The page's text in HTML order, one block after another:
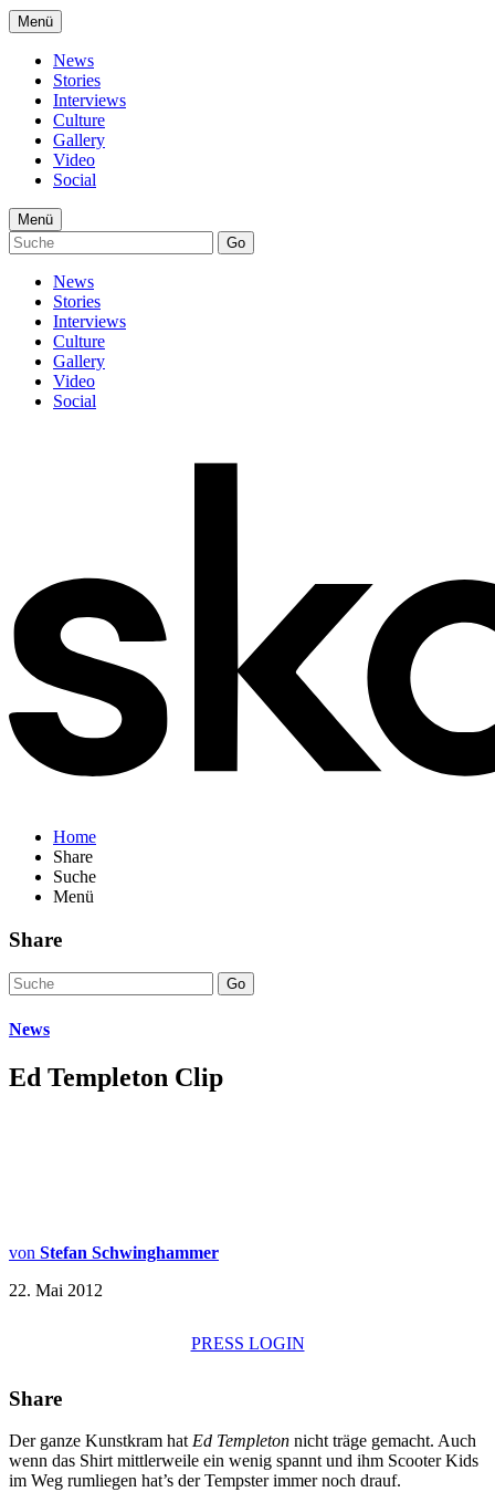
Menü
News
Stories
Interviews
Culture
Gallery
Video
Social
Menü
Go
News
Stories
Interviews
Culture
Gallery
Video
Social
Home
Share
Suche
Menü
Share
Go
News
Ed Templeton Clip
von Stefan Schwinghammer
22. Mai 2012
PRESS LOGIN
Share
Der ganze Kunstkram hatEd Templeton nicht träge gemacht. Auch
wenn das Shirt mittlerweile ein wenig spannt und ihm Scooter Kids
im Weg rumliegen hat’s der Tempster immer noch drauf.